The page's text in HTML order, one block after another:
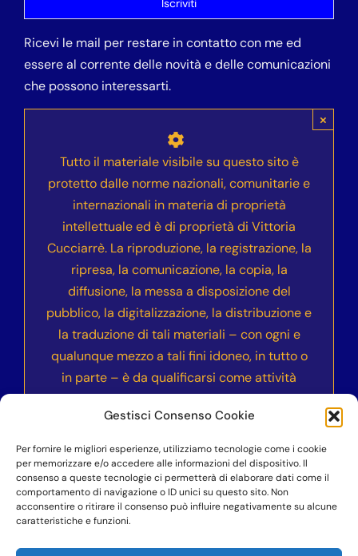
Gestisci Consenso Cookie
Per fornire le migliori esperienze, utilizziamo tecnologie come i cookie
per memorizzare e/o accedere alle informazioni del dispositivo. Il
consenso a queste tecnologie ci permetterà di elaborare dati come il
comportamento di navigazione o ID unici su questo sito. Non
acconsentire o ritirare il consenso può influire negativamente su alcune
caratteristiche e funzioni.
Ricevi le mail per restare in contatto con me ed
essere al corrente delle novità e delle comunicazioni
che possono interessarti.
Tutto il materiale visibile su questo sito è
protetto dalle norme nazionali, comunitarie e
internazionali in materia di proprietà
intellettuale ed è di proprietà di Vittoria
Cucciarrè. La riproduzione, la registrazione, la
ripresa, la comunicazione, la copia, la
diffusione, la messa a disposizione del
pubblico, la digitalizzazione, la distribuzione e
la traduzione di tali materiali – con ogni e
qualunque mezzo a tali fini idoneo, in tutto o
in parte – è da qualificarsi come attività
illecita e sarà sanzionata civilmente e
penalmente secondo le normative vigenti
nell’ordinamento italiano ed internazionale.
×
©COPYRIGHT 2023-2024